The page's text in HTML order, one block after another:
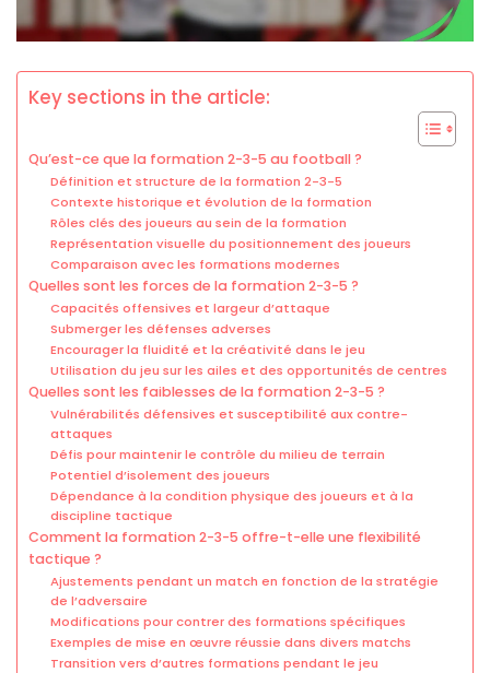
Key sections in the article:
Qu’est-ce que la formation 2-3-5 au football ?
Définition et structure de la formation 2-3-5
Contexte historique et évolution de la formation
Rôles clés des joueurs au sein de la formation
Représentation visuelle du positionnement des joueurs
Comparaison avec les formations modernes
Quelles sont les forces de la formation 2-3-5 ?
Capacités offensives et largeur d’attaque
Submerger les défenses adverses
Encourager la fluidité et la créativité dans le jeu
Utilisation du jeu sur les ailes et des opportunités de centres
Quelles sont les faiblesses de la formation 2-3-5 ?
Vulnérabilités défensives et susceptibilité aux contre-
attaques
Défis pour maintenir le contrôle du milieu de terrain
Potentiel d’isolement des joueurs
Dépendance à la condition physique des joueurs et à la
discipline tactique
Comment la formation 2-3-5 offre-t-elle une flexibilité
tactique ?
Ajustements pendant un match en fonction de la stratégie
de l’adversaire
Modifications pour contrer des formations spécifiques
Exemples de mise en œuvre réussie dans divers matchs
Transition vers d’autres formations pendant le jeu